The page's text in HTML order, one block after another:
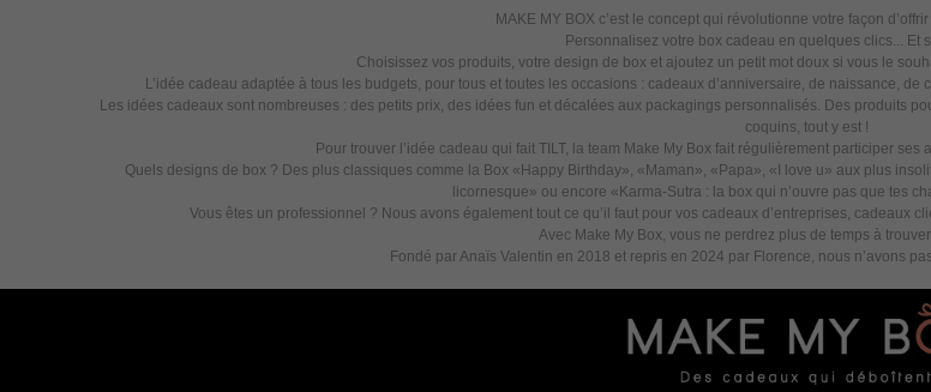
MAKE MY BOX c’est le concept qui révolutionne votre façon
Personnalisez votre box cadeau en quelques clics... Et
Choisissez vos produits, votre design de box et ajoutez un petit mot doux si vous le
L’idée cadeau adaptée à tous les budgets, pour tous et toutes les occasions : cadeaux d’anniversaire, de naissance,
Les idées cadeaux sont nombreuses : des petits prix, des idées fun et décalées aux packagings personnalisés. Des produits
coquins, tout y est !
Pour trouver l’idée cadeau qui fait TILT, la team Make My Box fait régulièrement participer
Quels designs de box ? Des plus classiques comme la Box «Happy Birthday», «Maman», «Papa», «I love u» aux plus
licornesque» ou encore «Karma-Sutra : la box qui n’ouvre pas que tes
Vous êtes un professionnel ? Nous avons également tout ce qu’il faut pour vos cadeaux d’entreprises, cadeaux
Avec Make My Box, vous ne perdrez plus de temps à
Fondé par Anaïs Valentin en 2018 et repris en 2024 par Florence, nous n’avons